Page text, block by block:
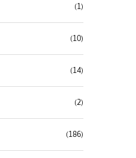
(1)
(10)
(14)
(2)
(186)